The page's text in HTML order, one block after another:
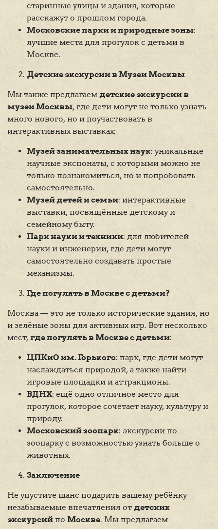
старинные улицы и здания, которые
расскажут о прошлом города.
Московские парки и природные зоны:
лучшие места для прогулок с детьми в
Москве.
Детские экскурсии в Музеи Москвы
Мы также предлагаем детские экскурсии в
музеи Москвы, где дети могут не только узнать
много нового, но и поучаствовать в
интерактивных выставках:
Музей занимательных наук: уникальные
научные экспонаты, с которыми можно не
только познакомиться, но и попробовать
самостоятельно.
Музей детей и семьи: интерактивные
выставки, посвящённые детскому и
семейному быту.
Парк науки и техники: для любителей
науки и инженерии, где дети могут
самостоятельно создавать простые
механизмы.
Где погулять в Москве с детьми?
Москва — это не только исторические здания, но
и зелёные зоны для активных игр. Вот несколько
мест, где погулять в Москве с детьми:
ЦПКиО им. Горького: парк, где дети могут
наслаждаться природой, а также найти
игровые площадки и аттракционы.
ВДНХ: ещё одно отличное место для
прогулок, которое сочетает науку, культуру и
природу.
Московский зоопарк: экскурсии по
зоопарку с возможностью узнать больше о
животных.
Заключение
Не упустите шанс подарить вашему ребёнку
незабываемые впечатления от детских
экскурсий по Москве. Мы предлагаем